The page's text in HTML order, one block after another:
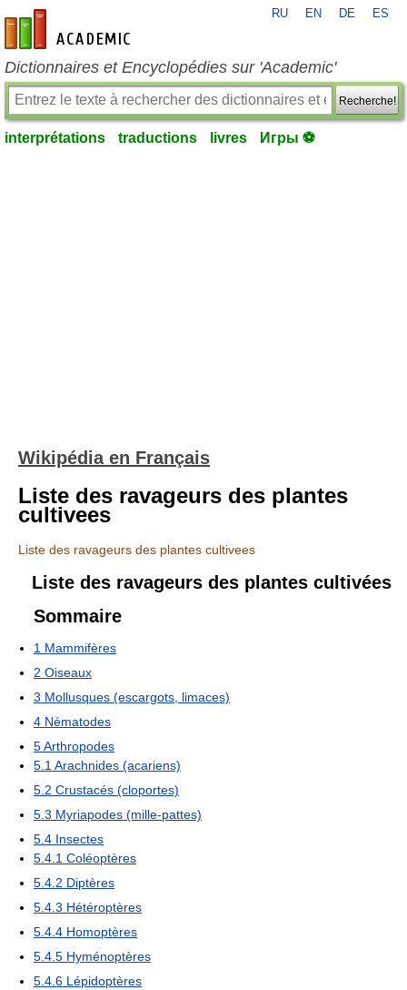
fr-academic.com
RU EN DE ES
Dictionnaires et Encyclopédies sur 'Academic'
Recherche!
interprétations traductions livres Игры ⚽
Wikipédia en Français
Liste des ravageurs des plantes
cultivees
Liste des ravageurs des plantes cultivees
Liste des ravageurs des plantes cultivées
Sommaire
1 Mammifères
2 Oiseaux
3 Mollusques (escargots, limaces)
4 Nématodes
5Arthropodes
5.1 Arachnides (acariens)
5.2 Crustacés (cloportes)
5.3 Myriapodes (mille-pattes)
5.4 Insectes
5.4.1 Coléoptères
5.4.2 Diptères
5.4.3 Hétéroptères
5.4.4 Homoptères
5.4.5 Hyménoptères
5.4.6 Lépidoptères